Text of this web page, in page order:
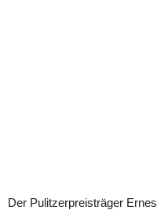
Der Pulitzerpreisträger